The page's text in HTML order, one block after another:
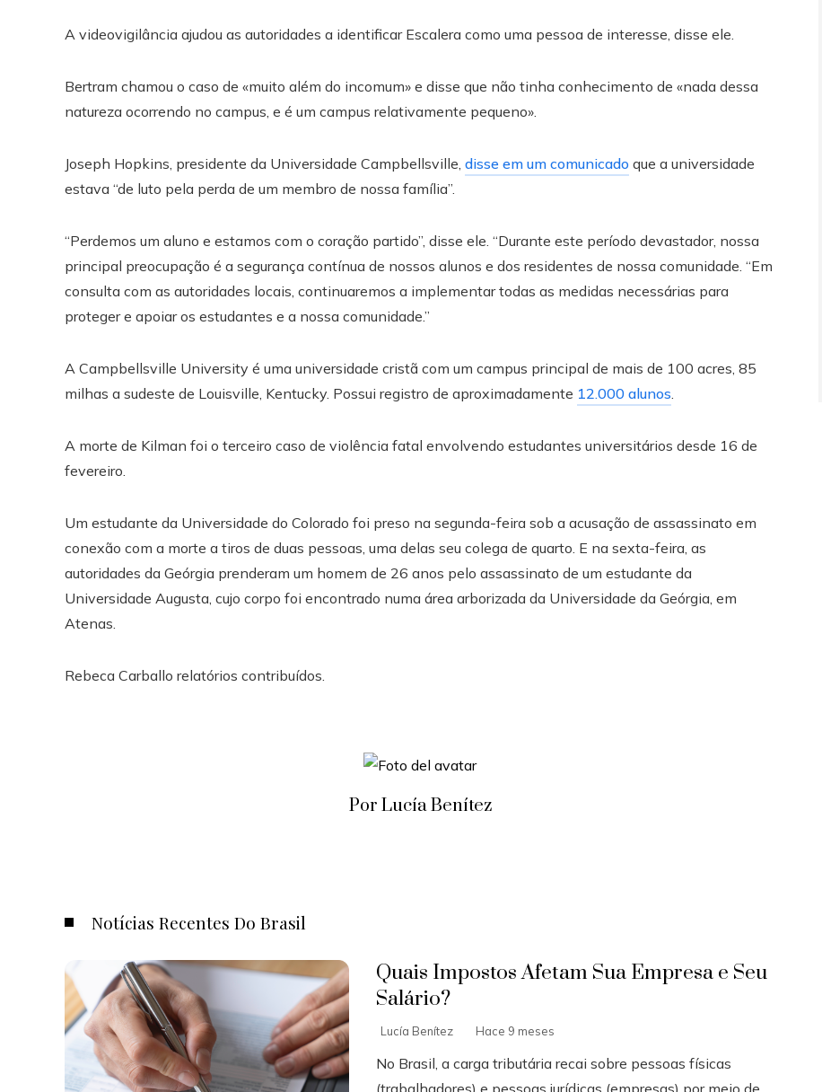
A videovigilância ajudou as autoridades a identificar Escalera como uma pessoa de interesse, disse ele.
Bertram chamou o caso de «muito além do incomum» e disse que não tinha conhecimento de «nada dessa
natureza ocorrendo no campus, e é um campus relativamente pequeno».
Joseph Hopkins, presidente da Universidade Campbellsville, disse em um comunicado que a universidade
estava “de luto pela perda de um membro de nossa família”.
“Perdemos um aluno e estamos com o coração partido”, disse ele. “Durante este período devastador, nossa
principal preocupação é a segurança contínua de nossos alunos e dos residentes de nossa comunidade. “Em
consulta com as autoridades locais, continuaremos a implementar todas as medidas necessárias para
proteger e apoiar os estudantes e a nossa comunidade.”
A Campbellsville University é uma universidade cristã com um campus principal de mais de 100 acres, 85
milhas a sudeste de Louisville, Kentucky. Possui registro de aproximadamente 12.000 alunos
A morte de Kilman foi o terceiro caso de violência fatal envolvendo estudantes universitários desde 16 de
fevereiro.
Um estudante da Universidade do Colorado foi preso na segunda-feira sob a acusação de assassinato em
conexão com a morte a tiros de duas pessoas, uma delas seu colega de quarto. E na sexta-feira, as
autoridades da Geórgia prenderam um homem de 26 anos pelo assassinato de um estudante da
Universidade Augusta, cujo corpo foi encontrado numa área arborizada da Universidade da Geórgia, em
Atenas.
Rebeca Carballo relatórios contribuídos.
Por Lucía Benítez
Notícias Recentes Do Brasil
Quais Impostos Afetam Sua Empresa e Seu
Salário?
Lucía Benítez Hace 9 meses
No Brasil, a carga tributária recai sobre pessoas físicas
(trabalhadores) e pessoas jurídicas (empresas) por meio de